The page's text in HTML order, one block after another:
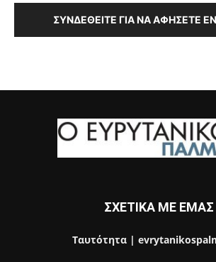
ΣΥΝΔΕΘΕΊΤΕ ΓΙΑ ΝΑ ΑΦΉΣΕΤΕ
ΣΧΕΤΙΚΑ ΜΕ ΕΜΑΣ
Ταυτότητα |